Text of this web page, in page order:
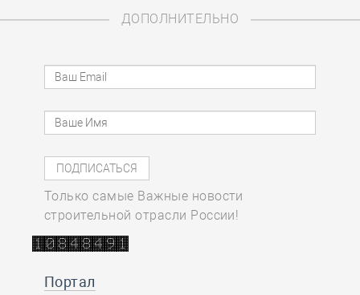
ДОПОЛНИТЕЛЬНО
Только самые Важные новости
строительной отрасли России!
Портал